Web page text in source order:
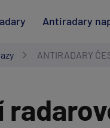
Antiradary
ANTIRADARY